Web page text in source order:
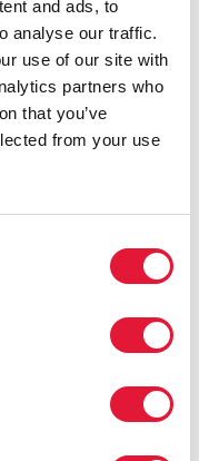
and ads, to
analyse our traffic.
use of our site with
partners who
that you’ve
from your use
еще на
искоренению
среди
в